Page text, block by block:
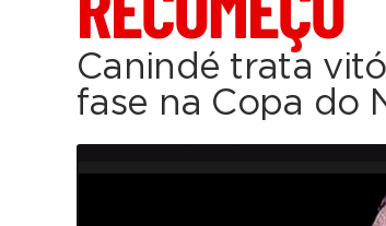
Canindé trata
fase na Copa do